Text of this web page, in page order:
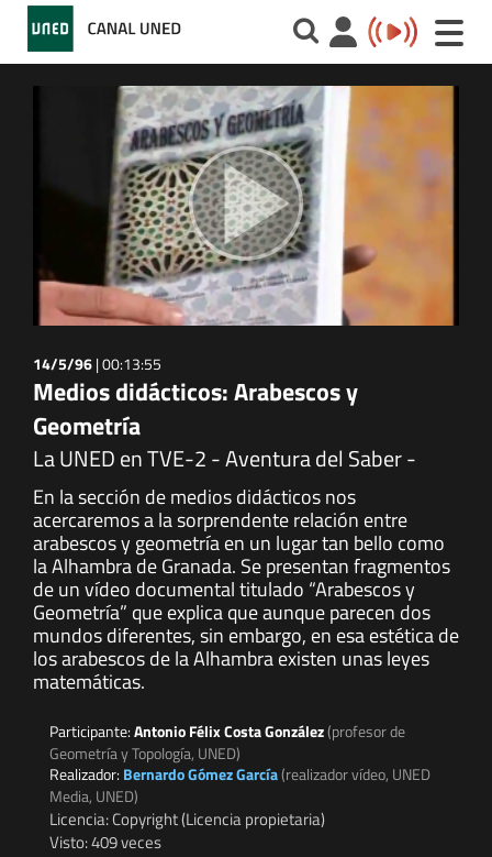
Toggle
14/5/96|00:13:55
Medios didácticos: Arabescos y
Geometría
La UNED en TVE-2 - Aventura del Saber -
En la sección de medios didácticos nos
acercaremos a la sorprendente relación entre
arabescos y geometría en un lugar tan bello como
la Alhambra de Granada. Se presentan fragmentos
de un vídeo documental titulado “Arabescos y
Geometría” que explica que aunque parecen dos
mundos diferentes, sin embargo, en esa estética de
los arabescos de la Alhambra existen unas leyes
matemáticas.
Participante:Antonio Félix Costa González(profesor de
Geometría y Topología, UNED)
Realizador: Bernardo Gómez García(realizador vídeo, UNED
Media, UNED)
Licencia: Copyright (Licencia propietaria)
Visto: 409 veces